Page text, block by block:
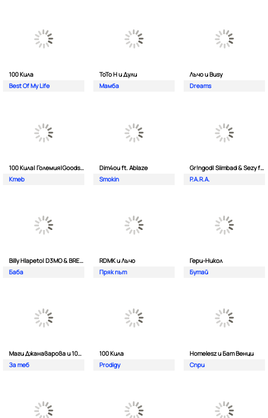
100 Кила
Best Of My Life
ToTo H и Дули
Мамба
Лъчо и Busy
Dreams
100 Кила| Големия|Goodslav и 2 Лица
Kmeb
Dim4ou ft. Ablaze
Smokin
Gr!ngod| Siimbad & Sezy ft. Djaany
P.A.R.A.
Billy Hlapeto| D3MO & BREVIS
Баба
RDMK и Лъчо
Пряк път
Гери-Никол
Бутай
Маги Джанаварова и 100 Кила
За теб
100 Кила
Prodigy
Homelesz и Бат Венци
Спри